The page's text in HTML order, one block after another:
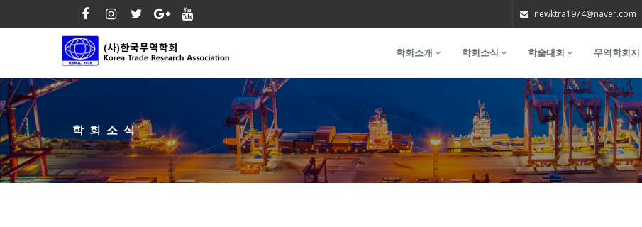
newktra1974@naver.com
학회소개 학회소식 학술대회 무역학회지
학회소식